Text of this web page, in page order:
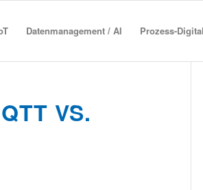
Datenmanagement / AI Prozess-
VS.